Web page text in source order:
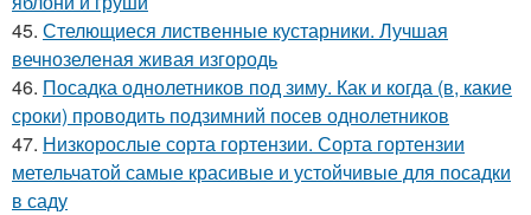
45. Стелющиеся лиственные кустарники. Лучшая
вечнозеленая живая изгородь
46. Посадка однолетников под зиму. Как и когда (в, какие
сроки) проводить подзимний посев однолетников
47. Низкорослые сорта гортензии. Сорта гортензии
метельчатой самые красивые и устойчивые для посадки
в саду